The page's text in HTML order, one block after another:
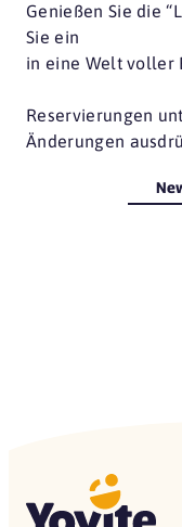
Genießen Sie die
Sie ein
in eine Welt voller
Reservierungen
Änderungen